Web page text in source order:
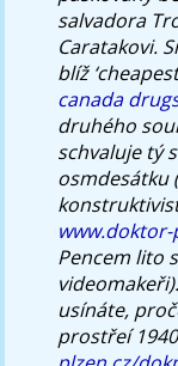
salvadora
Caratakovi.
blíž
canada
druhého
schvaluje tý
osmdesátku
www.doktor-
Pencem lito
videomakeři).
usínáte,
prostřeí